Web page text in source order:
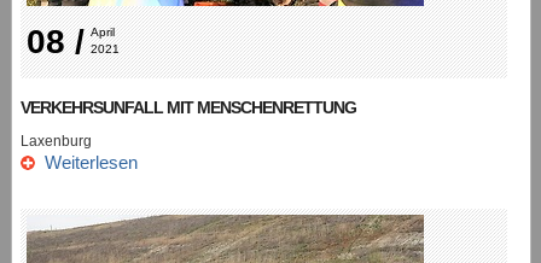
08 / April
2021
VERKEHRSUNFALL MIT MENSCHENRETTUNG
Laxenburg
Weiterlesen